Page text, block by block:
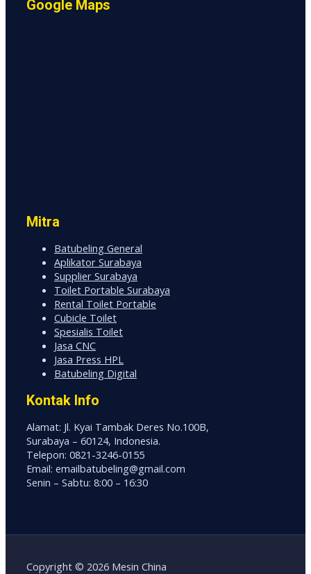
Google Maps
Mitra
Batubeling General
Aplikator Surabaya
Supplier Surabaya
Toilet Portable Surabaya
Rental Toilet Portable
Cubicle Toilet
Spesialis Toilet
Jasa CNC
Jasa Press HPL
Batubeling Digital
Kontak Info
Alamat: Jl. Kyai Tambak Deres No.100B,
Surabaya – 60124, Indonesia.
Telepon: 0821-3246-0155
Email: emailbatubeling@gmail.com
Senin – Sabtu: 8:00 – 16:30
Copyright © 2026 Mesin China